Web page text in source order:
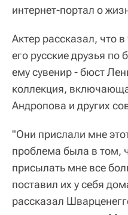
интернет-портал о
Актер рассказал, что
его русские друзья по
ему сувенир - бюст
коллекция,
Андропова и других
"Они прислали мне
проблема была в том,
присылать мне все
поставил их у себя
рассказал